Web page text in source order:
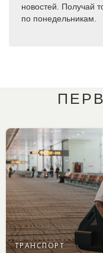
новостей. Получай
по понедельникам.
ТРАНСПОРТ